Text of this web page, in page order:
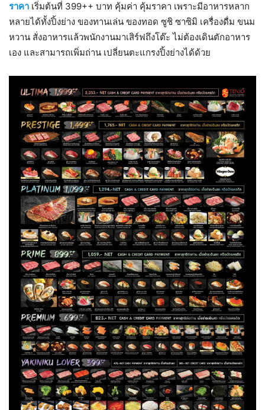
ราคา เริ่มต้นที่ 399++ บาท คุ้มค่า คุ้มราคา เพราะมีอาหารหลาก
หลายได้ทั้งปิ้งย่าง ของทานเล่น ของทอด ซูชิ ซาซิมิ เครื่องดื่ม ขนม
หวาน สั่งอาหารแล้วพนักงานมาเสิร์ฟถึงโต๊ะ ไม่ต้องเดินตักอาหาร
เอง และสามารถเพิ่มถ่าน เปลี่ยนตะแกรงปิ้งย่างได้ด้วย